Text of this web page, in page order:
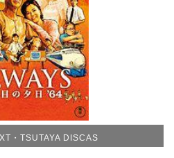
・TSUTAYA DISCAS